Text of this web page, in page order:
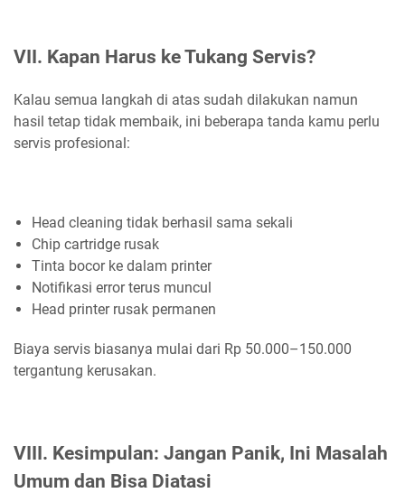
VII. Kapan Harus ke Tukang Servis?
Kalau semua langkah di atas sudah dilakukan namun
hasil tetap tidak membaik, ini beberapa tanda kamu perlu
servis profesional:
Head cleaning tidak berhasil sama sekali
Chip cartridge rusak
Tinta bocor ke dalam printer
Notifikasi error terus muncul
Head printer rusak permanen
Biaya servis biasanya mulai dari Rp 50.000–150.000
tergantung kerusakan.
VIII. Kesimpulan: Jangan Panik, Ini Masalah
Umum dan Bisa Diatasi